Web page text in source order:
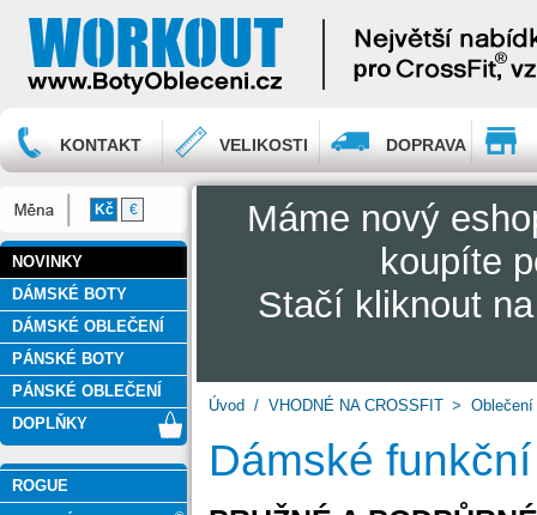
KONTAKT VELIKOSTI DOPRAVA
Kč €
NOVINKY
DÁMSKÉ BOTY
DÁMSKÉ OBLEČENÍ
PÁNSKÉ BOTY
PÁNSKÉ OBLEČENÍ
DOPLŇKY
ROGUE
Máme nový
koupíte
Stačí kliknout
Úvod / VHODNÉ NA CROSSFIT > Oblečení
Dámské